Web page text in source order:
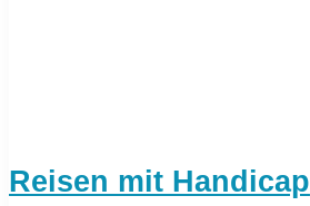
Reisen mit Handicap